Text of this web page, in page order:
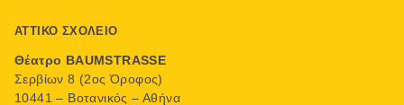
ΑΤΤΙΚΌ ΣΧΟΛΕΊΟ
Θέατρο BAUMSTRASSE
Σερβίων 8 (2ος Όροφος)
10441 – Βοτανικός – Αθήνα